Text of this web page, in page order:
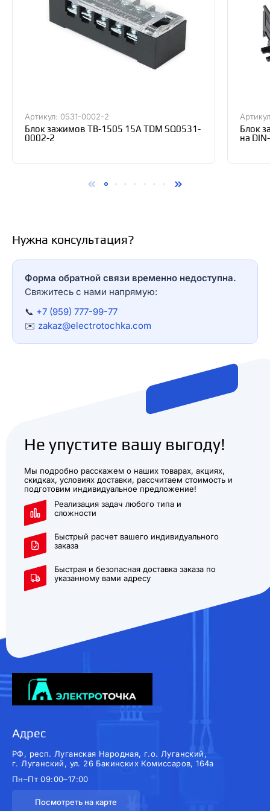
Артикул: 0531-0002-2
Блок зажимов ТВ-1505 15А TDM SQ0531-
0002-2
Блок
на
Нужна консультация?
Форма обратной связи временно недоступна.
Свяжитесь с нами напрямую:
📞 +7 (959) 777-99-77
✉️ zakaz@electrotochka.com
Не упустите вашу выгоду!
Мы подробно расскажем о наших товарах, акциях,
скидках, условиях доставки, рассчитаем стоимость и
подготовим индивидуальное предложение!
Реализация задач любого типа и
сложности
Быстрый расчет вашего индивидуального
заказа
Быстрая и безопасная доставка заказа по
указанному вами адресу
Адрес
РФ, респ. Луганская Народная, г.о. Луганский,
г. Луганский, ул. 26 Бакинских Комиссаров, 164а
Пн–Пт 09:00–17:00
Посмотреть на карте